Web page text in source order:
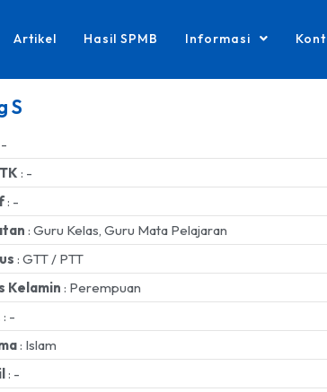
Artikel Hasil SPMB Informasi
S
: -
: -
: Guru Kelas, Guru Mata Pelajaran
: GTT / PTT
Kelamin : Perempuan
: -
: Islam
: -